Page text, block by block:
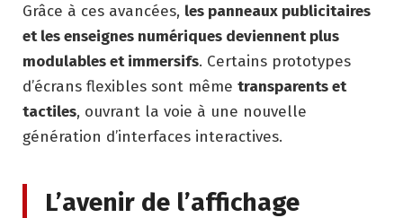
Grâce à ces avancées, les panneaux publicitaires
et les enseignes numériques deviennent plus
modulables et immersifs. Certains prototypes
d’écrans flexibles sont même transparents et
tactiles, ouvrant la voie à une nouvelle
génération d’interfaces interactives.
L’avenir de l’affichage